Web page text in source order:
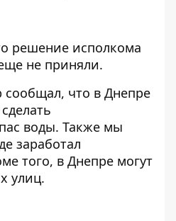
решение исполкома
не приняли.
что в Днепре
сделать
воды. Также мы
заработал
того, в Днепре могут
улиц.